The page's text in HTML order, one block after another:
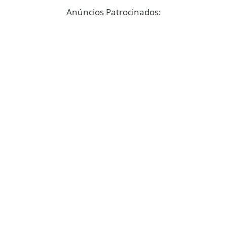
Anúncios Patrocinados: